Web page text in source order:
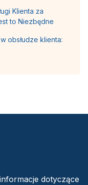
Klienta za
to Niezbędne
obsłudze klienta:
dotyczące